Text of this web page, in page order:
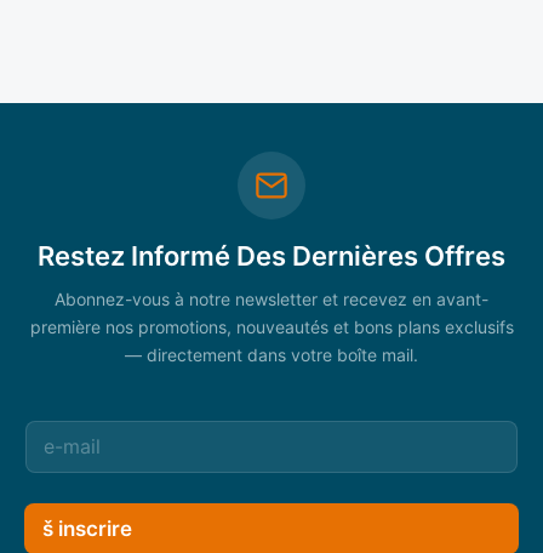
Restez Informé Des Dernières Offres
Abonnez-vous à notre newsletter et recevez en avant-
première nos promotions, nouveautés et bons plans exclusifs
— directement dans votre boîte mail.
š inscrire